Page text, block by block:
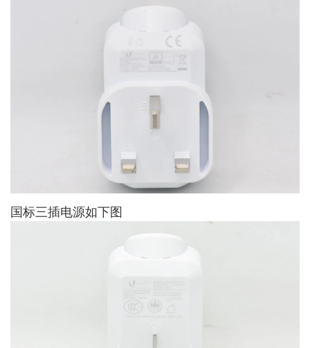
国标三插电源如下图